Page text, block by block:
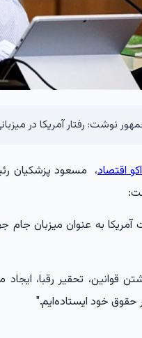
نوشت: رفتار آمریکا در
اکو اقتصاد، مسعود پزشکیان
آمریکا به عنوان میزبان
قوانین، تحقیر رقبا،
حقوق خود ایستاده‌ایم."